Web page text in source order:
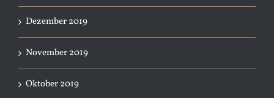
Dezember 2019
November 2019
Oktober 2019